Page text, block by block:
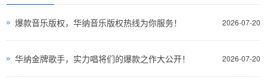
2026-07-20
爆款音乐版权，华纳音乐版权热线为你服务！
2026-07-20
华纳金牌歌手，实力唱将们的爆款之作大公开！